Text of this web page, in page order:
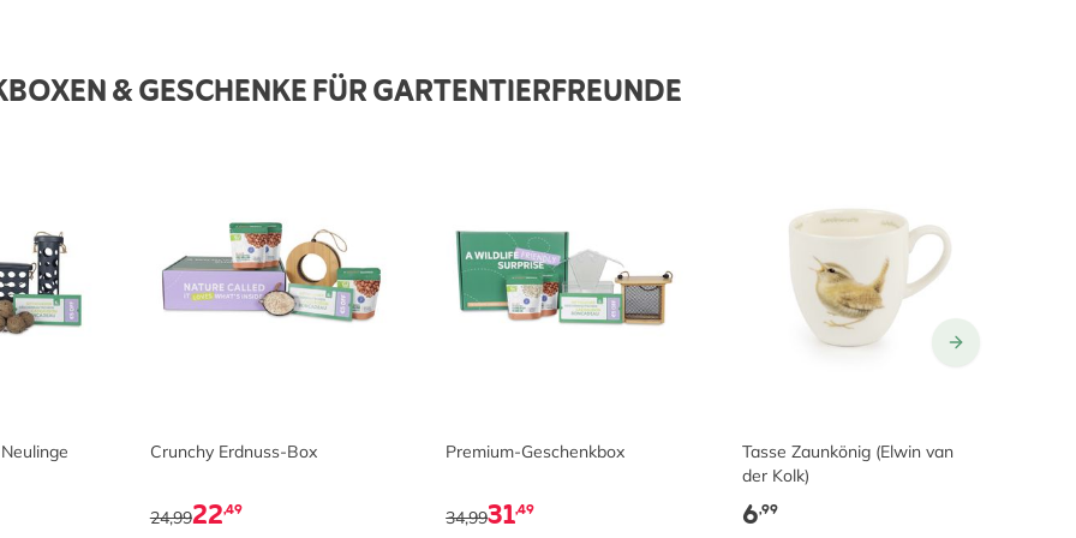
& GESCHENKE FÜR GARTENTIERFREUNDE
Crunchy Erdnuss-Box
22,49
24,99
Premium-Geschenkbox
31,49
34,99
Tasse Zaunkönig (Elwin van
der Kolk)
6,99